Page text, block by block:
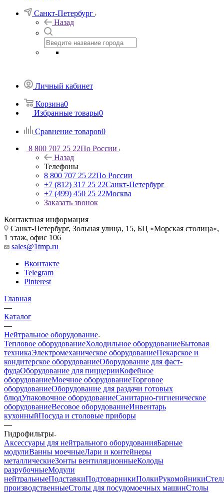
Санкт-Петербург
Назад
Личный кабинет
Корзина0
Избранные товары0
Сравнение товаров0
8 800 707 25 22По России
Назад
Телефоны
8 800 707 25 22По России
+7 (812) 317 25 22Санкт-Петербург
+7 (499) 450 25 22Москва
Заказать звонок
Контактная информация
Санкт-Петербург, Зольная улица, 15, БЦ «Морская столица»,
1 этаж, офис 106
sales@1tmp.ru
Вконтакте
Telegram
Pinterest
Главная
—
Каталог
—
Нейтральное оборудование
Тепловое оборудованиеХолодильное оборудованиеБытовая
техникаЭлектромеханическое оборудованиеПекарское и
кондитерское оборудованиеОборудование для фаст-
фудаОборудование для пиццерииКофейное
оборудованиеМоечное оборудованиеТорговое
оборудованиеОборудование для раздачи готовых
блюдУпаковочное оборудованиеСанитарно-гигиеническое
оборудованиеВесовое оборудованиеИнвентарь
кухонныйПосуда и столовые приборы
—
Гидрофильтры
Аксессуары для нейтрального оборудованияБарные
модулиВанны моечныеЛари и контейнеры
металлическиеЗонты вентиляционныеКолоды
разрубочныеМодули
нейтральныеПодставкиПодтоварникиПолкиРукомойники
производственныеСтолы для посудомоечных машинСтолы